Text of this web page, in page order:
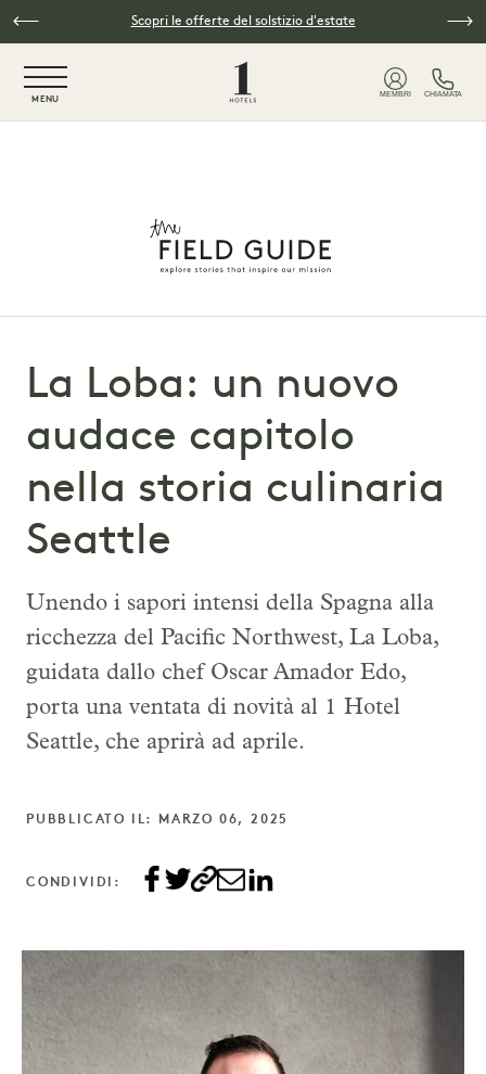
Vai al contenuto principale
Scopri le offerte del solstizio d'estate
MENU
MEMBRI CHIAMATA
La Loba: un nuovo
audace capitolo
nella storia culinaria
Seattle
Unendo i sapori intensi della Spagna alla
ricchezza del Pacific Northwest, La Loba,
guidata dallo chef Oscar Amador Edo,
porta una ventata di novità al 1 Hotel
Seattle, che aprirà ad aprile.
PUBBLICATO IL: MARZO 06, 2025
CONDIVIDI: